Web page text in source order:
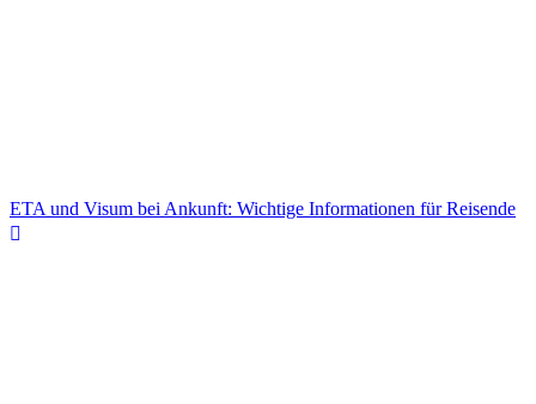
ETA und Visum bei Ankunft: Wichtige Informationen für Reisende